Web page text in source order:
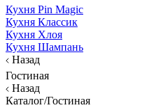
Кухня Pin Magic
Кухня Классик
Кухня Хлоя
Кухня Шампань
Назад
Гостиная
Назад
Каталог/Гостиная